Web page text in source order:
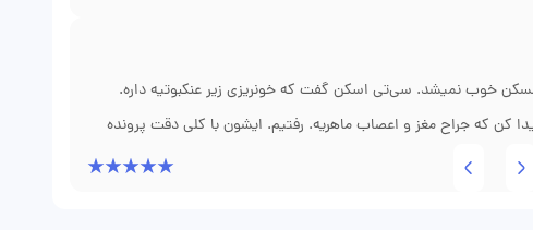
خوب نمیشد. سی‌تی اسکن گفت که خونریزی زیر عنکبوتیه داره.
کن که جراح مغز و اعصاب ماهریه. رفتیم. ایشون با کلی دقت پرونده
بدیم. عمل رو با موفقیت انجام دادن و پدرم بعد از دو هفته مرخص